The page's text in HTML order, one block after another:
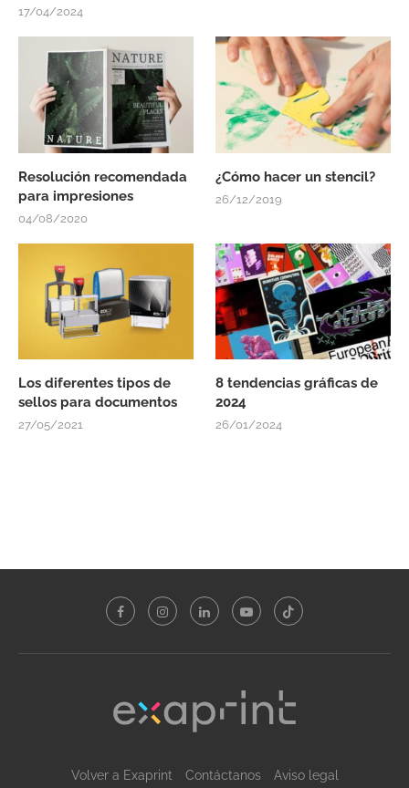
17/04/2024
Resolución recomendada
para impresiones
04/08/2020
¿Cómo hacer un stencil?
26/12/2019
Los diferentes tipos de
sellos para documentos
27/05/2021
8 tendencias gráficas de
2024
26/01/2024
Volver a Exaprint Contáctanos Aviso legal